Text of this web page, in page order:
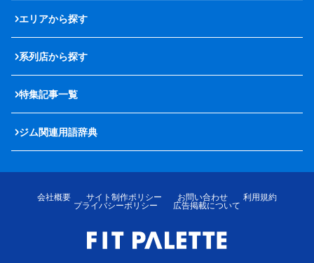
エリアから探す
系列店から探す
特集記事一覧
ジム関連用語辞典
会社概要 サイト制作ポリシー お問い合わせ
利用規約
プライバシーポリシー
広告掲載について